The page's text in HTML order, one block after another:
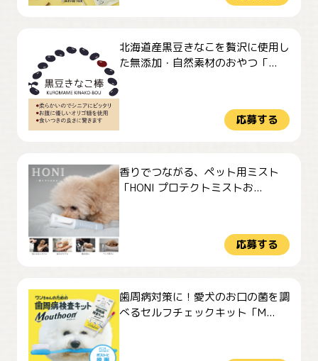
北海道産黒豆きなこを贅沢に使用し
た無添加・自然素材のおやつ「...
応募する
香りでつながる、ペット用ミスト
「HONI プロテクトミストお...
応募する
歯周病対策に！愛犬のお口の菌を調
べるセルフチェックキット「M...